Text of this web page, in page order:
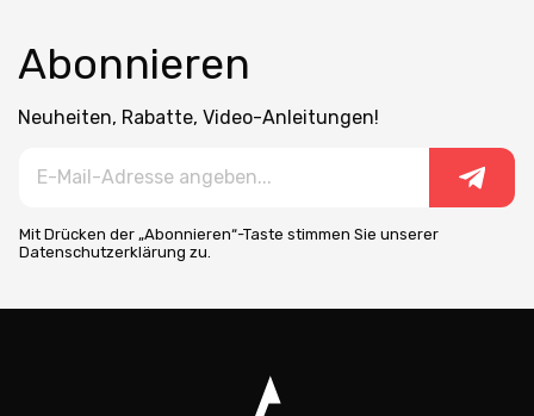
Abonnieren
Neuheiten, Rabatte, Video-Anleitungen!
Mit Drücken der „Abonnieren“-Taste stimmen Sie unserer
Datenschutzerklärung zu.